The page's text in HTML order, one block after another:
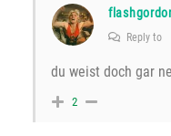
Reply to
du weist doch gar
2